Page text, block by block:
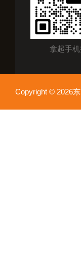
拿起手
Copyright © 2026